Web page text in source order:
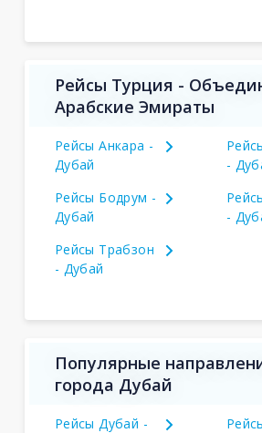
Рейсы Турция -
Арабские Эмираты
Рейсы Анкара -
Дубай
-
Рейсы Бодрум -
Дубай
-
Рейсы Трабзон
- Дубай
Популярные
города Дубай
Рейсы Дубай -